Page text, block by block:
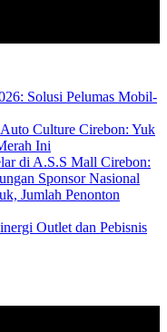
Solusi Pelumas Mobil-
Culture Cirebon: Yuk
Ini
di A.S.S Mall Cirebon:
Sponsor Nasional
Jumlah Penonton
Outlet dan Pebisnis